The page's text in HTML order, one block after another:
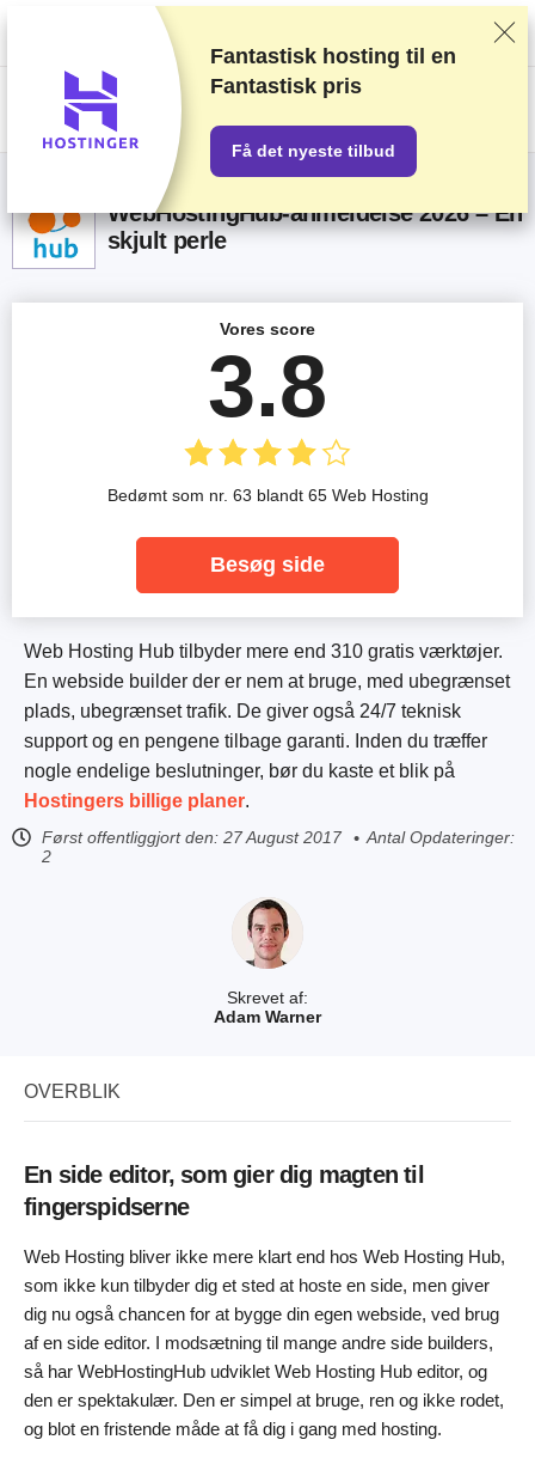
Vi rangerer forhandlere baseret på strenge tests og research, tager også
højde for din feedback og vores kommercielle aftaler med udbydere.
Denne side indeholder affiliate links.Marketings Offentliggørelse
WebHostingHub-anmeldelse 2026 – En
skjult perle
Skrevet af:
Adam Warner
Web Hosting Hub tilbyder mere end 310 gratis værktøjer.
En webside builder der er nem at bruge, med ubegrænset
plads, ubegrænset trafik. De giver også 24/7 teknisk
support og en pengene tilbage garanti. Inden du træffer
nogle endelige beslutninger, bør du kaste et blik på
Hostingers billige planer.
Først offentliggjort den: 27 August 2017
Antal Opdateringer:
2
Vores score
3.8
Bedømt som nr. 63 blandt 65 Web Hosting
Besøg side
OVERBLIK
En side editor, som gier dig magten til
fingerspidserne
Web Hosting bliver ikke mere klart end hos Web Hosting Hub,
som ikke kun tilbyder dig et sted at hoste en side, men giver
dig nu også chancen for at bygge din egen webside, ved brug
af en side editor. I modsætning til mange andre side builders,
så har WebHostingHub udviklet Web Hosting Hub editor, og
den er spektakulær. Den er simpel at bruge, ren og ikke rodet,
og blot en fristende måde at få dig i gang med hosting.
Fantastisk hosting til en
Fantastisk pris
Få det nyeste tilbud